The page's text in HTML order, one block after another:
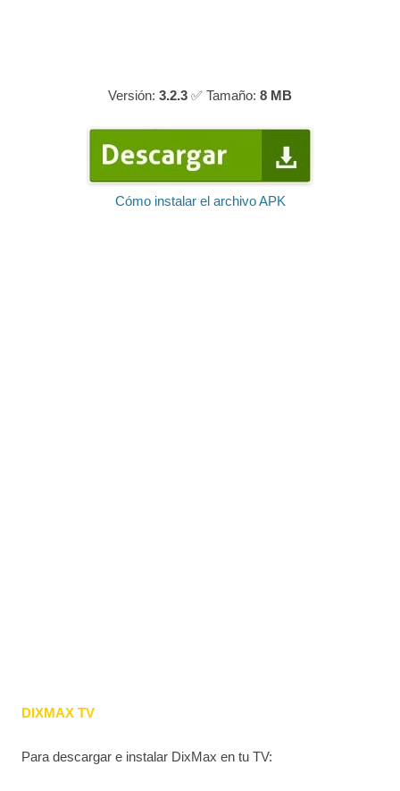
Versión: 3.2.3 ✅ Tamaño: 8 MB
Cómo instalar el archivo APK
DIXMAX TV
Para descargar e instalar DixMax en tu TV: